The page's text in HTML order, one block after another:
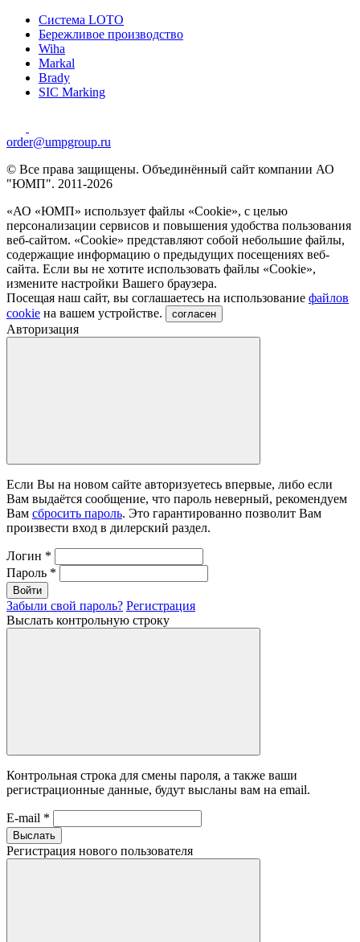
Система LOTO
Бережливое производство
Wiha
Markal
Brady
SIC Marking
order@umpgroup.ru
© Все права защищены. Объединённый сайт компании АО
"ЮМП". 2011-2026
«АО «ЮМП» использует файлы «Сookie», с целью
персонализации сервисов и повышения удобства пользования
веб-сайтом. «Cookie» представляют собой небольшие файлы,
содержащие информацию о предыдущих посещениях веб-
сайта. Если вы не хотите использовать файлы «Сookie»,
измените настройки Вашего браузера.
Посещая наш сайт, вы соглашаетесь на использование файлов
cookie на вашем устройстве. согласен
Авторизация
Если Вы на новом сайте авторизуетесь впервые, либо если
Вам выдаётся сообщение, что пароль неверный, рекомендуем
Вам сбросить пароль. Это гарантированно позволит Вам
произвести вход в дилерский раздел.
Логин *
Пароль *
Войти
Забыли свой пароль? Регистрация
Выслать контрольную строку
Контрольная строка для смены пароля, а также ваши
регистрационные данные, будут высланы вам на email.
E-mail *
Выслать
Регистрация нового пользователя